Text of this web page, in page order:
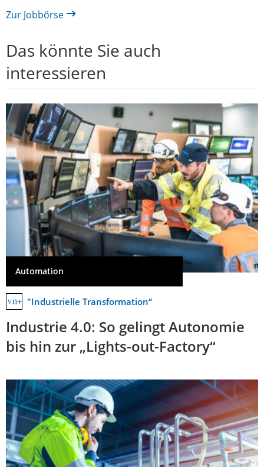
Zur Jobbörse
Das könnte Sie auch
interessieren
Automation
"Industrielle Transformation“
Industrie 4.0: So gelingt Autonomie
bis hin zur „Lights-out-Factory“